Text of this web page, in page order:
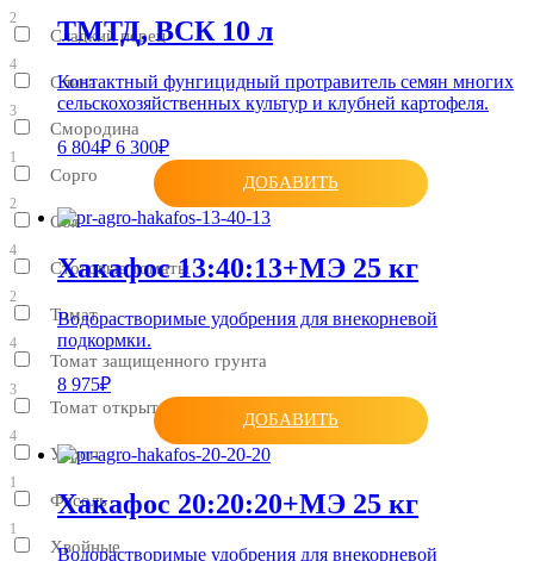
2
Сладкий перец
4
Слива
3
Смородина
1
Сорго
2
Соя
4
Столовые томаты
2
Томат
4
Томат защищенного грунта
3
Томат открытого грунта
4
Укроп
1
Фасоль
1
Хвойные
ТМТД, ВСК 10 л
Контактный фунгицидный протравитель семян многих
сельскохозяйственных культур и клубней картофеля.
6 804₽ 6 300₽
ДОБАВИТЬ
Хакафос 13:40:13+МЭ 25 кг
Водорастворимые удобрения для внекорневой
подкормки.
8 975₽
ДОБАВИТЬ
Хакафос 20:20:20+МЭ 25 кг
Водорастворимые удобрения для внекорневой